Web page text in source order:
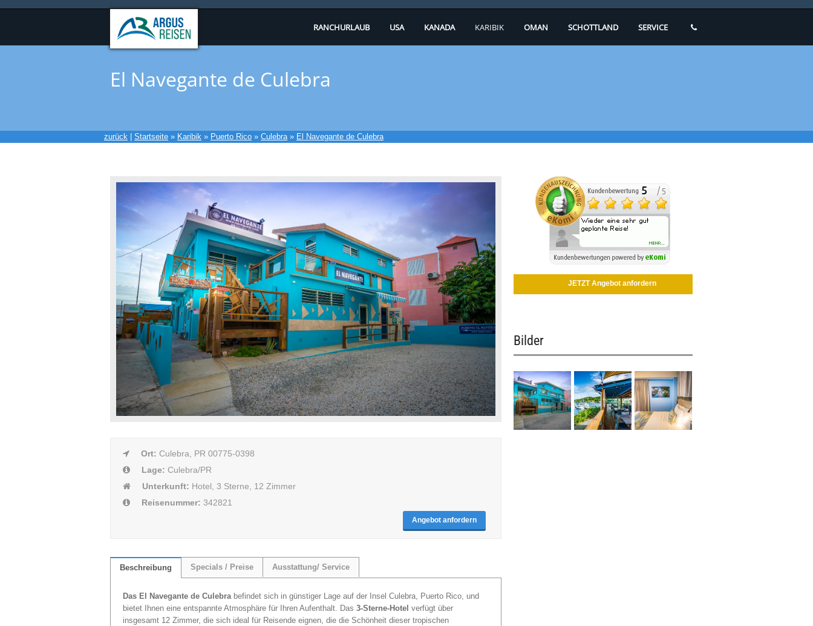
RANCHURLAUB USA KANADA KARIBIK OMAN SCHOTTLAND SERVICE
El Navegante de Culebra
zurück Startseite » Karibik » Puerto Rico » Culebra» El Navegante de Culebra
Ort: Culebra, PR 00775-0398
Lage: Culebra/PR
Unterkunft: Hotel, 3 Sterne, 12 Zimmer
Reisenummer: 342821
Angebot anfordern
Beschreibung Specials / Preise Ausstattung/ Service
Das El Navegante de Culebrabefindet sich in günstiger Lage auf der Insel Culebra, Puerto Rico, und
bietet Ihnen eine entspannte Atmosphäre für Ihren Aufenthalt. Das 3-Sterne-Hotel verfügt über
insgesamt 12 Zimmer, die sich ideal für Reisende eignen, die die Schönheit dieser tropischen
JETZT Angebot anfordern
Bilder